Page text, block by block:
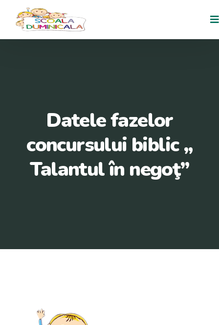
Datele fazelor
concursului biblic ,,
Talantul în negoţ”